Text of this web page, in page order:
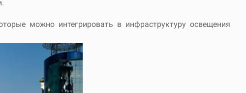
можно интегрировать в инфраструктуру освещения